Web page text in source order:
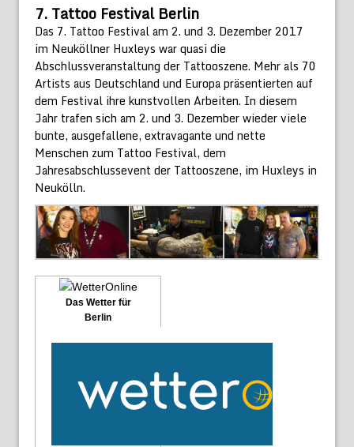
7. Tattoo Festival Berlin
Das 7. Tattoo Festival am 2. und 3. Dezember 2017
im Neuköllner Huxleys war quasi die
Abschlussveranstaltung der Tattooszene. Mehr als 70
Artists aus Deutschland und Europa präsentierten auf
dem Festival ihre kunstvollen Arbeiten. In diesem
Jahr trafen sich am 2. und 3. Dezember wieder viele
bunte, ausgefallene, extravagante und nette
Menschen zum Tattoo Festival, dem
Jahresabschlussevent der Tattooszene, im Huxleys in
Neukölln.
Das Wetter für
Berlin